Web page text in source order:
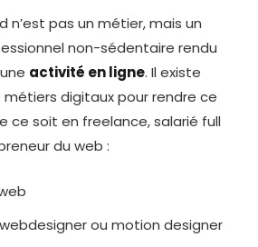
n’est pas un métier, mais un
non-sédentaire rendu
activité en ligne. Il existe
digitaux pour rendre ce
ce soit en freelance, salarié full
du web :
ou motion designer